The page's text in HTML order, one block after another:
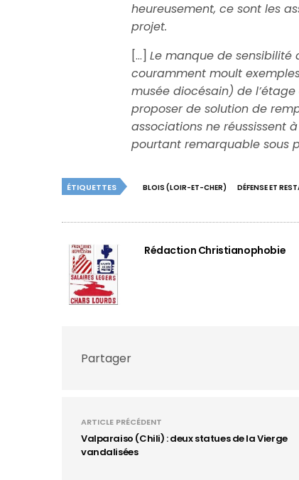
heureusement, ce sont les
projet.
[…]Le manque de sensibilité
couramment moult
musée diocésain) de
proposer de solution de
associations ne réussissent
pourtant remarquable sous
ÉTIQUETTES BLOIS (LOIR-ET-CHER) DÉFENSE ET
Rédaction Christianophobie
Partager
ARTICLE PRÉCÉDENT
Valparaiso (Chili) : deux statues de la Vierge
vandalisées